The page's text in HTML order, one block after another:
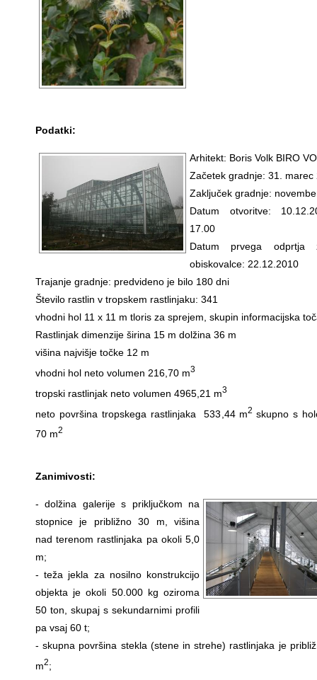
Podatki:
Arhitekt: Boris Volk BIRO
Začetek gradnje: 31. marec
Zaključek gradnje:
Datum otvoritve:
17.00
Datum prvega odprtja
obiskovalce: 22.12.2010
Trajanje gradnje: predvideno je bilo 180 dni
Število rastlin v tropskem rastlinjaku: 341
vhodni hol 11 x 11 m tloris za sprejem, skupin informacijska
Rastlinjak dimenzije širina 15 m dolžina 36 m
višina najvišje točke 12 m
vhodni hol neto volumen 216,70 m3
tropski rastlinjak neto volumen 4965,21 m3
neto površina tropskega rastlinjaka 533,44 m2 skupno s
70 m2
Zanimivosti:
- dolžina galerije s priključkom na
stopnice je približno 30 m, višina
nad terenom rastlinjaka pa okoli 5,0
m;
- teža jekla za nosilno konstrukcijo
objekta je okoli 50.000 kg oziroma
50 ton, skupaj s sekundarnimi profili
pa vsaj 60 t;
- skupna površina stekla (stene in strehe) rastlinjaka je
m2;